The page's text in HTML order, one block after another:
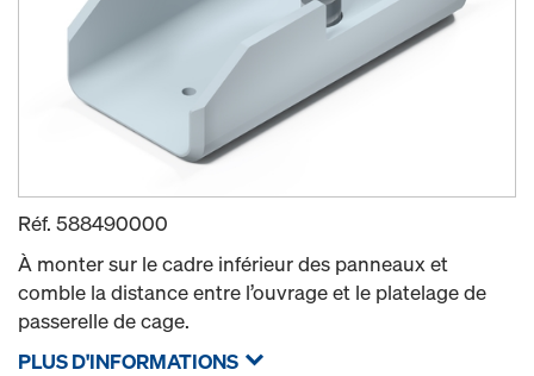
Réf. 588490000
À monter sur le cadre inférieur des panneaux et
comble la distance entre l’ouvrage et le platelage de
passerelle de cage.
PLUS D'INFORMATIONS